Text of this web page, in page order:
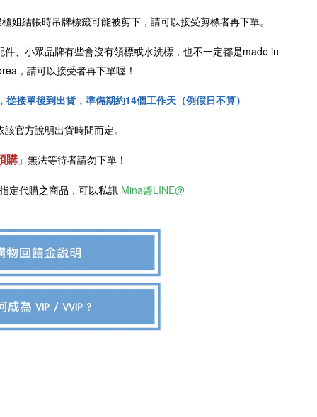
姐結帳時吊牌標籤可能被剪下，請可以接受剪標者再下單。
、小眾品牌有些會沒有領標或水洗標，也不一定都是made in
，請可以接受者再下單喔！
從接單後到出貨，準備期約14個工作天（例假日不算）
官方說明出貨時間而定。
購 」無法等待者請勿下單！
定代購之商品，可以私訊 Mina醬LINE@